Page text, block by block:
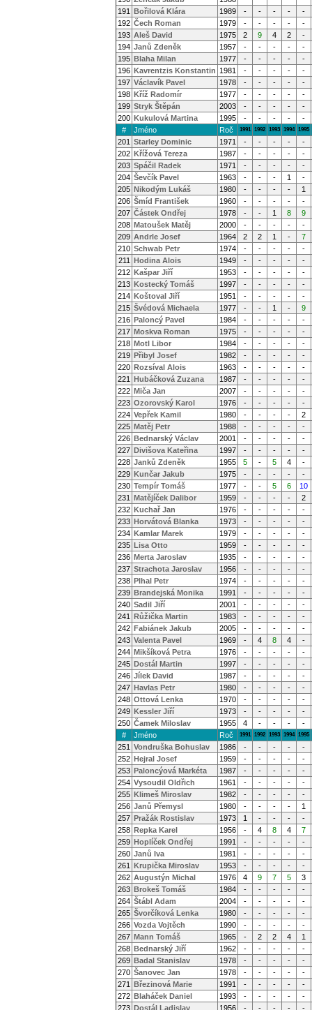
191 Bořilová Klára 1989 - - - -
-
192 Čech Roman 1979 - - - -
-
193 Aleš David 1975 2 9 4 2
-
194 Janů Zdeněk 1957 - - - -
-
195 Blaha Milan 1977 - - - -
-
196 Kavrentzis Konstantin 1981 - - - -
-
197 Václavík Pavel 1978 - - - -
-
198 Kříž Radomír 1977 - - - -
-
199 Stryk Štěpán 2003 - - - -
-
200 Kukulová Martina 1995 - - - -
-
#
Jméno Roč 1991 1992 1993 1994 1995
201 Starley Dominic 1971 - - - -
-
202 Křížová Tereza 1987 - - - -
-
203 Spáčil Radek 1971 - - - -
-
204 Ševčík Pavel 1963 - - - 1
-
205 Nikodým Lukáš 1980 - - - -
1
206 Šmíd František 1960 - - - -
-
207 Částek Ondřej 1978 - - 1 8
9
208 Matoušek Matěj 2000 - - - -
-
209 Andrle Josef 1964 2 2 1 -
7
210 Schwab Petr 1974 - - - -
-
211 Hodina Alois 1949 - - - -
-
212 Kašpar Jiří 1953 - - - -
-
213 Kostecký Tomáš 1997 - - - -
-
214 Koštoval Jiří 1951 - - - -
-
215 Švédová Michaela 1977 - - 1 -
9
216 Paloncý Pavel 1984 - - - -
-
217 Moskva Roman 1975 - - - -
-
218 Motl Libor 1984 - - - -
-
219 Přibyl Josef 1982 - - - -
-
220 Rozsíval Alois 1963 - - - -
-
221 Hubáčková Zuzana 1987 - - - -
-
222 Miča Jan 2007 - - - -
-
223 Ozorovský Karol 1976 - - - -
-
224 Vepřek Kamil 1980 - - - -
2
225 Matěj Petr 1988 - - - -
-
226 Bednarský Václav 2001 - - - -
-
227 Divišova Kateřina 1997 - - - -
-
228 Janků Zdeněk 1955 5 - 5 4
-
229 Kunčar Jakub 1975 - - - -
-
230 Tempír Tomáš 1977 - - 5 6
10
231 Matějíček Dalibor 1959 - - - -
2
232 Kuchař Jan 1976 - - - -
-
233 Horvátová Blanka 1973 - - - -
-
234 Kamlar Marek 1979 - - - -
-
235 Lisa Otto 1959 - - - -
-
236 Merta Jaroslav 1935 - - - -
-
237 Strachota Jaroslav 1956 - - - -
-
238 Plhal Petr 1974 - - - -
-
239 Brandejská Monika 1991 - - - -
-
240 Sadil Jiří 2001 - - - -
-
241 Růžička Martin 1983 - - - -
-
242 Fabiánek Jakub 2005 - - - -
-
243 Valenta Pavel 1969 - 4 8 4
-
244 Mikšíková Petra 1976 - - - -
-
245 Dostál Martin 1997 - - - -
-
246 Jílek David 1987 - - - -
-
247 Havlas Petr 1980 - - - -
-
248 Ottová Lenka 1970 - - - -
-
249 Kessler Jiří 1973 - - - -
-
250 Čamek Miloslav 1955 4 - - -
-
#
Jméno Roč 1991 1992 1993 1994 1995
251 Vondruška Bohuslav 1986 - - - -
-
252 Hejral Josef 1959 - - - -
-
253 Paloncýová Markéta 1987 - - - -
-
254 Vysoudil Oldřich 1961 - - - -
-
255 Klimeš Miroslav 1982 - - - -
-
256 Janů Přemysl 1980 - - - -
1
257 Pražák Rostislav 1973 1 - - -
-
258 Repka Karel 1956 - 4 8 4
7
259 Hoplíček Ondřej 1991 - - - -
-
260 Janů Iva 1981 - - - -
-
261 Krupička Miroslav 1953 - - - -
-
262 Augustýn Michal 1976 4 9 7 5
3
263 Brokeš Tomáš 1984 - - - -
-
264 Štábl Adam 2004 - - - -
-
265 Švorčíková Lenka 1980 - - - -
-
266 Vozda Vojtěch 1990 - - - -
-
267 Mann Tomáš 1965 - 2 2 4
1
268 Bednarský Jiří 1962 - - - -
-
269 Badal Stanislav 1978 - - - -
-
270 Šanovec Jan 1978 - - - -
-
271 Březinová Marie 1991 - - - -
-
272 Blaháček Daniel 1993 - - - -
-
273 Dostál Ladislav 1956 - - - -
-